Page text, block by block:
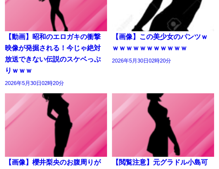
【動画】昭和のエロガキの衝撃
映像が発掘される！今じゃ絶対
放送できない伝説のスケベっぷ
りｗｗｗ
2026年5月30日02時20分
【画像】この美少女のパンツｗ
ｗｗｗｗｗｗｗｗｗｗｗ
2026年5月30日02時20分
【画像】櫻井梨央のお腹周りが
【閲覧注意】元グラドル小島可